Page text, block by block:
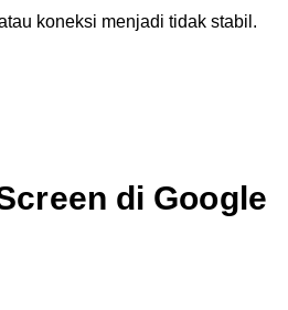
koneksi menjadi tidak stabil.
di Google